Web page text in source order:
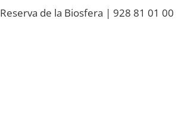
Reserva de la Biosfera | 928 81 01 00